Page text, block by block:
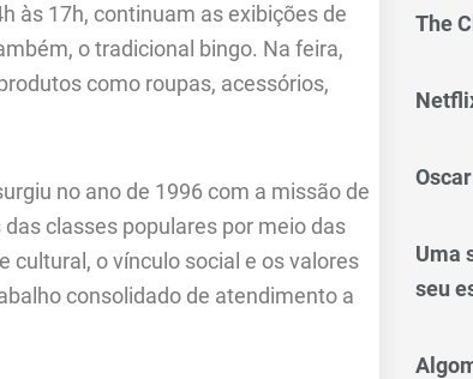
às 17h, continuam as exibições de
o tradicional bingo. Na feira,
como roupas, acessórios,
no ano de 1996 com a missão de
classes populares por meio das
cultural, o vínculo social e os valores
consolidado de atendimento a
The
Uma
seu